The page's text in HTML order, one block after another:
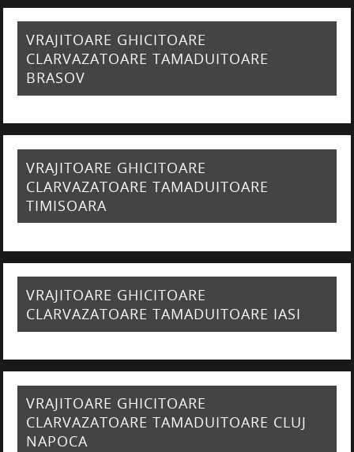
VRAJITOARE GHICITOARE
CLARVAZATOARE TAMADUITOARE
BRASOV
VRAJITOARE GHICITOARE
CLARVAZATOARE TAMADUITOARE
TIMISOARA
VRAJITOARE GHICITOARE
CLARVAZATOARE TAMADUITOARE IASI
VRAJITOARE GHICITOARE
CLARVAZATOARE TAMADUITOARE CLUJ
NAPOCA